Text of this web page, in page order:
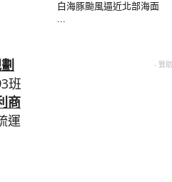
班
商
運
白海豚颱風逼近北部海面
...
- 贊